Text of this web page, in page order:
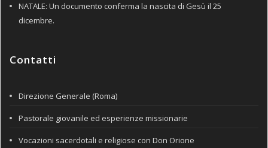
NATALE: Un documento conferma la nascita di Gesù il 25
dicembre.
Contatti
Direzione Generale (Roma)
Pastorale giovanile ed esperienze missionarie
Vocazioni sacerdotali e religiose con Don Orione